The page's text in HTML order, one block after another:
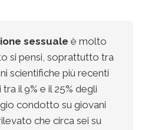
sessuale è molto
si pensi, soprattutto tra
scientifiche più recenti
il 9% e il 25% degli
condotto su giovani
che circa sei su